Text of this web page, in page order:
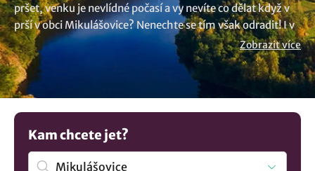
pršet, venku je nevlídné počasí a vy nevíte co dělat když v
prší v obci Mikulášovice? Nenechte se tím však odradit! I v
takových situacích máme pro vás mnoho skvělých
nápadů, co dělat když prší a také i pro rodiče s dětmi. Ano, i
během deštivého dne lze zažít okamžiky plné radosti a
užitečných zážitků. Naše různorodé tipy vám ukážou, že
nepříznivé počasí může skrývat mnoho krásných
momentů a možností. Nechte se inspirovat našimi nápady
na aktivity v dešti v destinaci Mikulášovice, které vám
dodají energii a radost, ať je den jakýkoliv!
Zobrazit více
Kam chcete jet?